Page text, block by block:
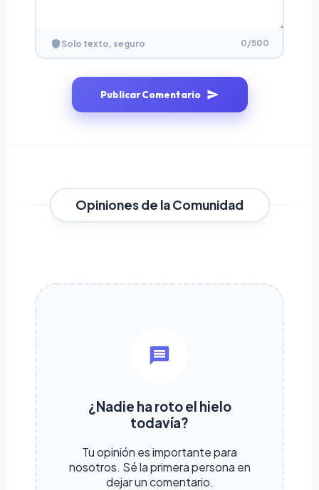
Solo texto, seguro 0/500
Publicar Comentario
Opiniones de la Comunidad
¿Nadie ha roto el hielo
todavía?
Tu opinión es importante para
nosotros. Sé la primera persona en
dejar un comentario.